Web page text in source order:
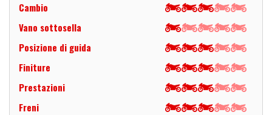
Cambio
Vano sottosella
Posizione di guida
Finiture
Prestazioni
Freni